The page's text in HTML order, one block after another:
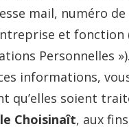
mail, numéro de
et fonction
Personnelles
informations,
qu’elles soient
Choisinaît, aux